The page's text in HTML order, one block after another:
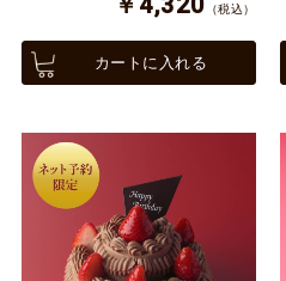
（税込）
カートに入れる